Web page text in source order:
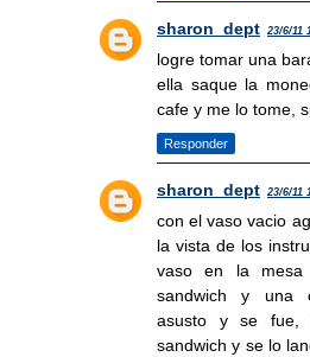
sharon_dept 23/6/11
logre tomar una
ella saque la
cafe y me lo tome,
Responder
sharon_dept 23/6/11
con el vaso vacio
la vista de los
vaso en la
sandwich y una
asusto y se fue,
sandwich y se lo